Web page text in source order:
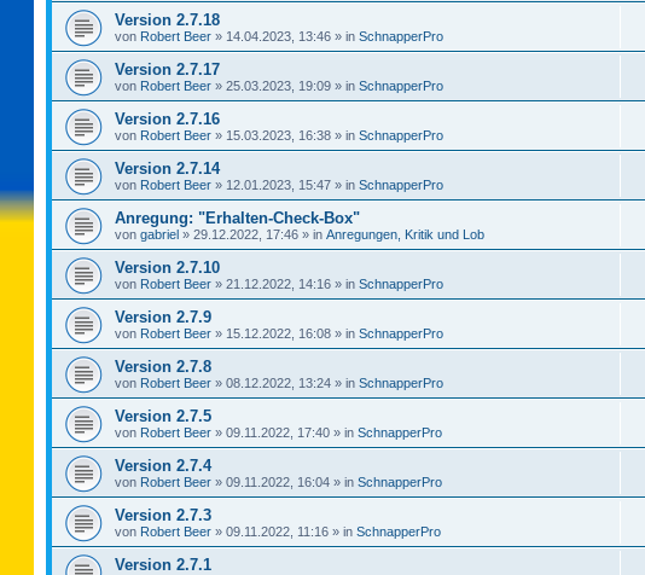
Version 2.7.18
von Robert Beer » 14.04.2023, 13:46 » in SchnapperPro
Version 2.7.17
von Robert Beer » 25.03.2023, 19:09 » in SchnapperPro
Version 2.7.16
von Robert Beer » 15.03.2023, 16:38 » in SchnapperPro
Version 2.7.14
von Robert Beer » 12.01.2023, 15:47 » in SchnapperPro
Anregung: "Erhalten-Check-Box"
von gabriel » 29.12.2022, 17:46 » in Anregungen, Kritik und Lob
Version 2.7.10
von Robert Beer » 21.12.2022, 14:16 » in SchnapperPro
Version 2.7.9
von Robert Beer » 15.12.2022, 16:08 » in SchnapperPro
Version 2.7.8
von Robert Beer » 08.12.2022, 13:24 » in SchnapperPro
Version 2.7.5
von Robert Beer » 09.11.2022, 17:40 » in SchnapperPro
Version 2.7.4
von Robert Beer » 09.11.2022, 16:04 » in SchnapperPro
Version 2.7.3
von Robert Beer » 09.11.2022, 11:16 » in SchnapperPro
Version 2.7.1